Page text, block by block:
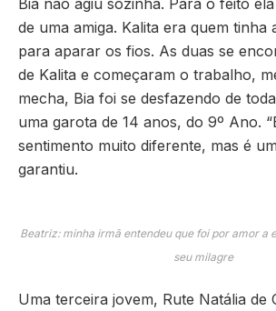
Bia não agiu sozinha. Para o feito
de uma amiga. Kalita era quem tinha
para aparar os fios. As duas se
de Kalita e começaram o trabalho,
mecha, Bia foi se desfazendo de
uma garota de 14 anos, do 9º Ano.
sentimento muito diferente, mas é
garantiu.
Beatriz: minha irmã entendeu que foi por amor a
seu milagre
Uma terceira jovem, Rute Natália de